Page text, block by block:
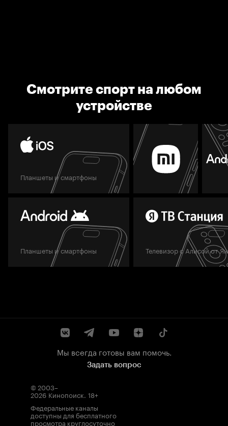
Смотрите спорт на любом
устройстве
Планшеты и смартфоны
Планшеты и смартфоны Телевизор с Алисой от
Мы всегда готовы вам помочь.
Задать вопрос
© 2003–
2026 Кинопоиск. 18+
Федеральные каналы
доступны для бесплатного
просмотра круглосуточно